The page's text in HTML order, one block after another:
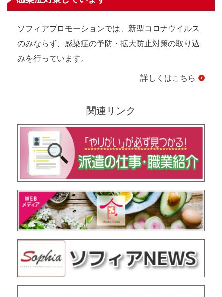
ソフィアプロモーションでは、新型コロナウイルス
のみならず、感染症の予防・拡大防止対策の取り込
みを行っています。
詳しくはこちら
関連リンク